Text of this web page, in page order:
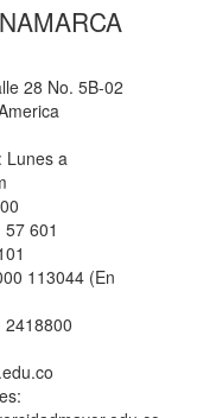
28 No. 5B-02
Lunes a
601
113044 (En
2418800